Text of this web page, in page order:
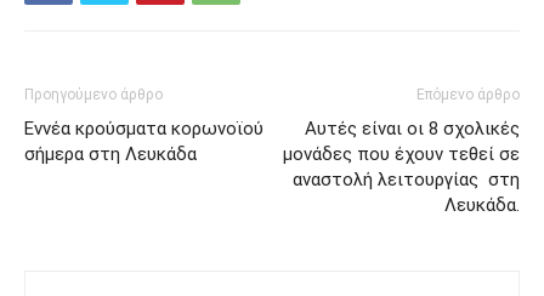
Προηγούμενο άρθρο
Εννέα κρούσματα κορωνοϊού
σήμερα στη Λευκάδα
Επόμενο άρθρο
Αυτές είναι οι 8 σχολικές
μονάδες που έχουν τεθεί σε
αναστολή λειτουργίας στη
Λευκάδα.